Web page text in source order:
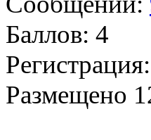
Баллов: 4
Регистрация:
Размещено